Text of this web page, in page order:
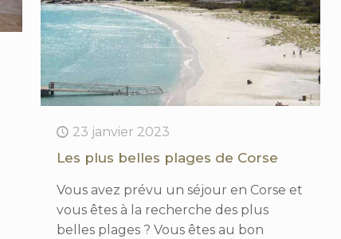
23 janvier 2023
Les plus belles plages de Corse
Vous avez prévu un séjour en Corse et
vous êtes à la recherche des plus
belles plages ? Vous êtes au bon